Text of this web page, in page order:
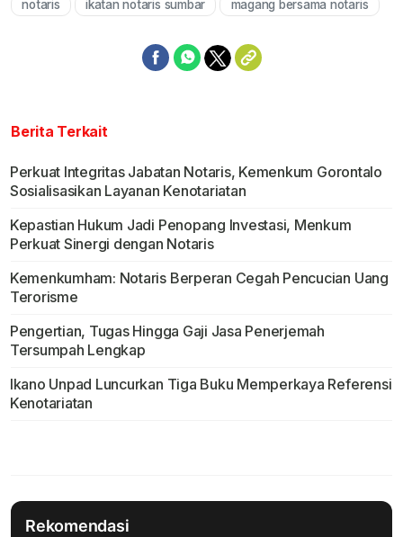
Mute
notaris ikatan notaris sumbar magang bersama notaris
Berita Terkait
Perkuat Integritas Jabatan Notaris, Kemenkum Gorontalo
Sosialisasikan Layanan Kenotariatan
Kepastian Hukum Jadi Penopang Investasi, Menkum
Perkuat Sinergi dengan Notaris
Kemenkumham: Notaris Berperan Cegah Pencucian Uang
Terorisme
Pengertian, Tugas Hingga Gaji Jasa Penerjemah
Tersumpah Lengkap
Ikano Unpad Luncurkan Tiga Buku Memperkaya Referensi
Kenotariatan
Rekomendasi